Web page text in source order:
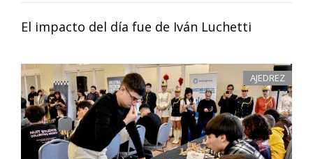
El impacto del día fue de Iván Luchetti
AJEDREZ